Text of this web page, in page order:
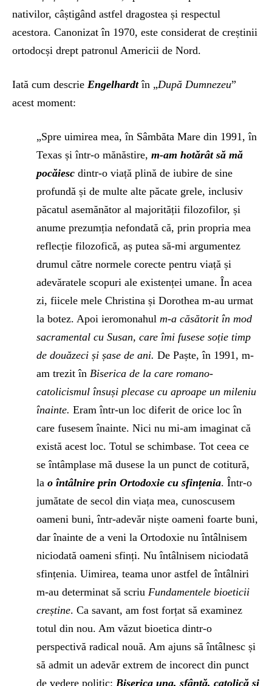
nativilor, câștigând astfel dragostea și respectul
acestora. Canonizat în 1970, este considerat de creștinii
ortodocși drept patronul Americii de Nord.
Iată cum descrie Engelhardtîn „După Dumnezeu”
acest moment:
„Spre uimirea mea, în Sâmbăta Mare din 1991, în
Texas și într-o mănăstire, m-am hotărât să mă
pocăiesc dintr-o viață plină de iubire de sine
profundă și de multe alte păcate grele, inclusiv
păcatul asemănător al majorității filozofilor, și
anume prezumția nefondată că, prin propria mea
reflecție filozofică, aș putea să-mi argumentez
drumul către normele corecte pentru viață și
adevăratele scopuri ale existenței umane. În acea
zi, fiicele mele Christina și Dorothea m-au urmat
la botez. Apoi ieromonahul m-a căsătorit în mod
sacramental cu Susan, care îmi fusese soție timp
de douăzeci și șase de ani. De Paște, în 1991, m-
am trezit în Biserica de la care romano-
catolicismul însuși plecase cu aproape un mileniu
înainte. Eram într-un loc diferit de orice loc în
care fusesem înainte. Nici nu mi-am imaginat că
există acest loc. Totul se schimbase. Tot ceea ce
se întâmplase mă dusese la un punct de cotitură,
la o întâlnire prin Ortodoxie cu sfințenia. Într-o
jumătate de secol din viața mea, cunoscusem
oameni buni, într-adevăr niște oameni foarte buni,
dar înainte de a veni la Ortodoxie nu întâlnisem
niciodată oameni sfinți. Nu întâlnisem niciodată
sfințenia. Uimirea, teama unor astfel de întâlniri
m-au determinat să scriu Fundamentele bioeticii
creștine. Ca savant, am fost forțat să examinez
totul din nou. Am văzut bioetica dintr-o
perspectivă radical nouă. Am ajuns să întâlnesc și
să admit un adevăr extrem de incorect din punct
de vedere politic: Biserica una, sfântă, catolică și